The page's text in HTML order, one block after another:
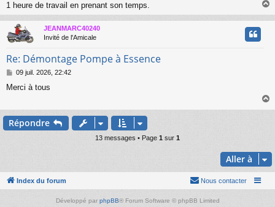
1 heure de travail en prenant son temps.
a
u
JEANMARC40240
Invité de l'Amicale
Re: Démontage Pompe à Essence
M
s
a
g
e
09 juil. 2026, 22:42
Merci à tous
a
Répondre
13 messages • Page 1 sur 1
Aller à
Index du forum Nous contacter
Développé par phpBB® Forum Software © phpBB Limited